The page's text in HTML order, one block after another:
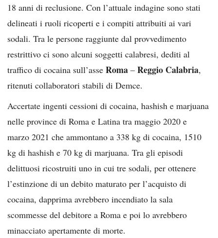
18 anni di reclusione. Con l’attuale indagine sono stati
delineati i ruoli ricoperti e i compiti attribuiti ai vari
sodali. Tra le persone raggiunte dal provvedimento
restrittivo ci sono alcuni soggetti calabresi, dediti al
traffico di cocaina sull’asse Roma – Reggio Calabria,
ritenuti collaboratori stabili di Demce.
Accertate ingenti cessioni di cocaina, hashish e marjuana
nelle province di Roma e Latina tra maggio 2020 e
marzo 2021 che ammontano a 338 kg di cocaina, 1510
kg di hashish e 70 kg di marjuana. Tra gli episodi
delittuosi ricostruiti uno in cui tre sodali, per ottenere
l’estinzione di un debito maturato per l’acquisto di
cocaina, dapprima avrebbero incendiato la sala
scommesse del debitore a Roma e poi lo avrebbero
minacciato apertamente di morte.